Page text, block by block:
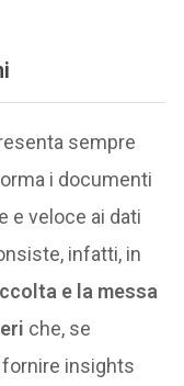
sempre
i documenti
e veloce ai dati
infatti, in
e la messa
che, se
insights